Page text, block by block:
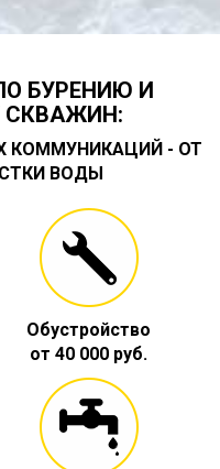
БУРЕНИЮ И
СКВАЖИН:
КОММУНИКАЦИЙ - ОТ
ВОДЫ
Обустройство
от 40 000 руб.